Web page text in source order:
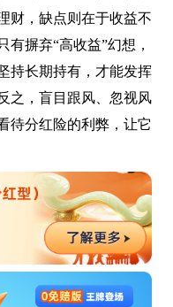
财，缺点则在于收益不
摒弃“高收益”幻想，
持长期持有，才能发挥
之，盲目跟风、忽视风
待分红险的利弊，让它